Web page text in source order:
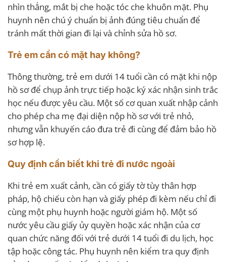
nhìn thẳng, mắt bị che hoặc tóc che khuôn mặt. Phụ
huynh nên chú ý chuẩn bị ảnh đúng tiêu chuẩn để
tránh mất thời gian đi lại và chỉnh sửa hồ sơ.
Trẻ em cần có mặt hay không?
Thông thường, trẻ em dưới 14 tuổi cần có mặt khi nộp
hồ sơ để chụp ảnh trực tiếp hoặc ký xác nhận sinh trắc
học nếu được yêu cầu. Một số cơ quan xuất nhập cảnh
cho phép cha mẹ đại diện nộp hồ sơ với trẻ nhỏ,
nhưng vẫn khuyến cáo đưa trẻ đi cùng để đảm bảo hồ
sơ hợp lệ.
Quy định cần biết khi trẻ đi nước ngoài
Khi trẻ em xuất cảnh, cần có giấy tờ tùy thân hợp
pháp, hộ chiếu còn hạn và giấy phép đi kèm nếu chỉ đi
cùng một phụ huynh hoặc người giám hộ. Một số
nước yêu cầu giấy ủy quyền hoặc xác nhận của cơ
quan chức năng đối với trẻ dưới 14 tuổi đi du lịch, học
tập hoặc công tác. Phụ huynh nên kiểm tra quy định